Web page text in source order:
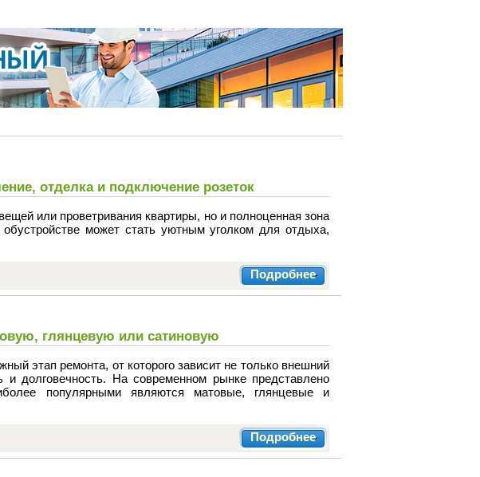
отделка и подключение розеток
или проветривания квартиры, но и полноценная зона
может стать уютным уголком для отдыха,
Подробнее
глянцевую или сатиновую
этап ремонта, от которого зависит не только внешний
долговечность. На современном рынке представлено
популярными являются матовые, глянцевые и
Подробнее